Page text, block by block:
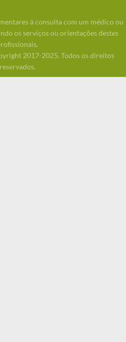
à consulta com um médico ou
os serviços ou orientações destes
2017-2025. Todos os direitos
reservados.